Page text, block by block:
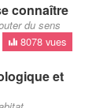
connaître
du sens
8078 vues
et